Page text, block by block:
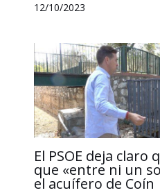
12/10/2023
El PSOE deja
que «entre ni un
el acuífero de Coín